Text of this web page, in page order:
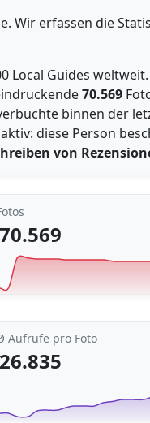
Wir erfassen die
Local Guides
70.569
binnen der
diese Person
von
70.569
Aufrufe pro Foto
26.835